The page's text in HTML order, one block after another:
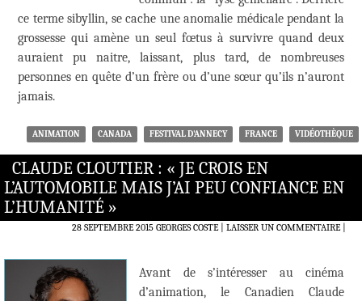
ce terme sibyllin, se cache une anomalie médicale pendant la
grossesse qui amène un seul fœtus à survivre quand deux
auraient pu naitre, laissant, plus tard, de nombreuses
personnes en quête d’un frère ou d’une sœur qu’ils n’auront
jamais.
ANIMATION CANADA FESTIVAL D'ANNECY FRANCE VIDÉOTHÈQUE
CLAUDE CLOUTIER : « JE CROIS EN
L’AUTOMOBILE MAIS J’AI PEU CONFIANCE EN
L’HUMANITÉ »
28 SEPTEMBRE 2015 GEORGES COSTE LAISSER UN COMMENTAIRE|
Avant de s’intéresser au cinéma
d’animation, le Canadien Claude